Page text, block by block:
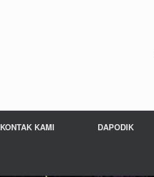
KONTAK KAMI DAPODIK